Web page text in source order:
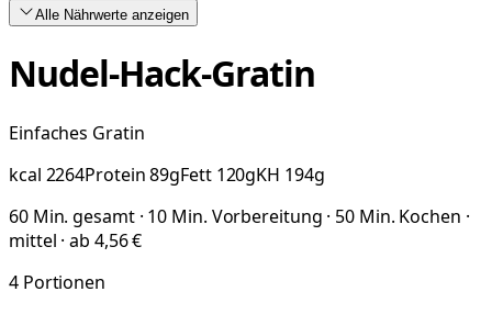
Alle Nährwerte anzeigen
Nudel-Hack-Gratin
Einfaches Gratin
kcal 2264Protein89gFett 120gKH 194g
60 Min. gesamt · 10 Min. Vorbereitung · 50 Min. Kochen ·
mittel · ab 4,56 €
4 Portionen